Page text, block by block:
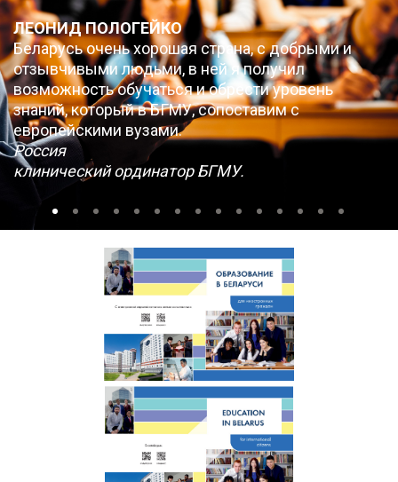
ЛЕОНИД ПОЛОГЕЙКО
Беларусь очень хорошая страна, с добрыми и
отзывчивыми людьми, в ней я получил
возможность обучаться и обрести уровень
знаний, который в БГМУ, сопоставим с
европейскими вузами.
Россия
клинический ординатор БГМУ.